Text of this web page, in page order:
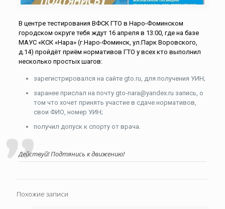
В центре тестирования ВФСК ГТО в Наро-Фоминском
городском округе тебя ждут 16 апреля в 13:00, где на базе
МАУС «КСК «Нара» (г.Наро-Фоминск, ул.Парк Воровского,
д.14) пройдёт приём нормативов ГТО у всех кто выполнил
несколько простых шагов:
зарегистрировался на сайте gto.ru, для получения УИН;
заранее прислал на почту gto-nara@yandex.ru запись, о
том что хочет принять участие в сдаче нормативов,
свои ФИО, номер УИН;
получил допуск к спорту от врача.
Действуй! Подтянись к движению!
Похожие записи